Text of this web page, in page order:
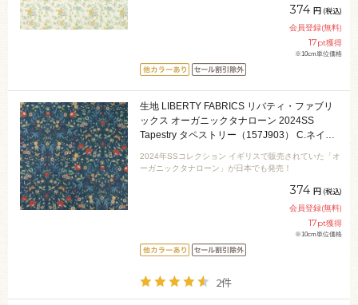
374 円 (税込)
会員登録(無料)
17pt獲得
※10cm単位価格
生地 LIBERTY FABRICS リバティ・ファブリ
ックス オーガニックタナローン 2024SS
Tapestry タペストリー（157J903） C.ネイビ
2024年SSコレクション イギリスで販売されていた「オ
ーガニックタナローン」が日本でも発売！
374 円 (税込)
会員登録(無料)
17pt獲得
※10cm単位価格
2件